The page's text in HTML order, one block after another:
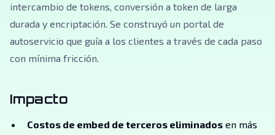
intercambio de tokens, conversión a token de larga
durada y encriptación. Se construyó un portal de
autoservicio que guía a los clientes a través de cada paso
con mínima fricción.
Impacto
Costos de embed de terceros eliminados en más